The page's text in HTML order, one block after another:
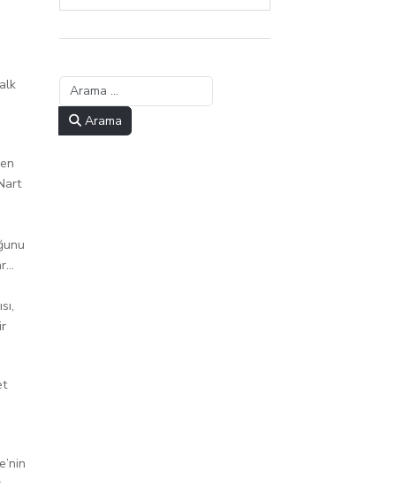
Arama